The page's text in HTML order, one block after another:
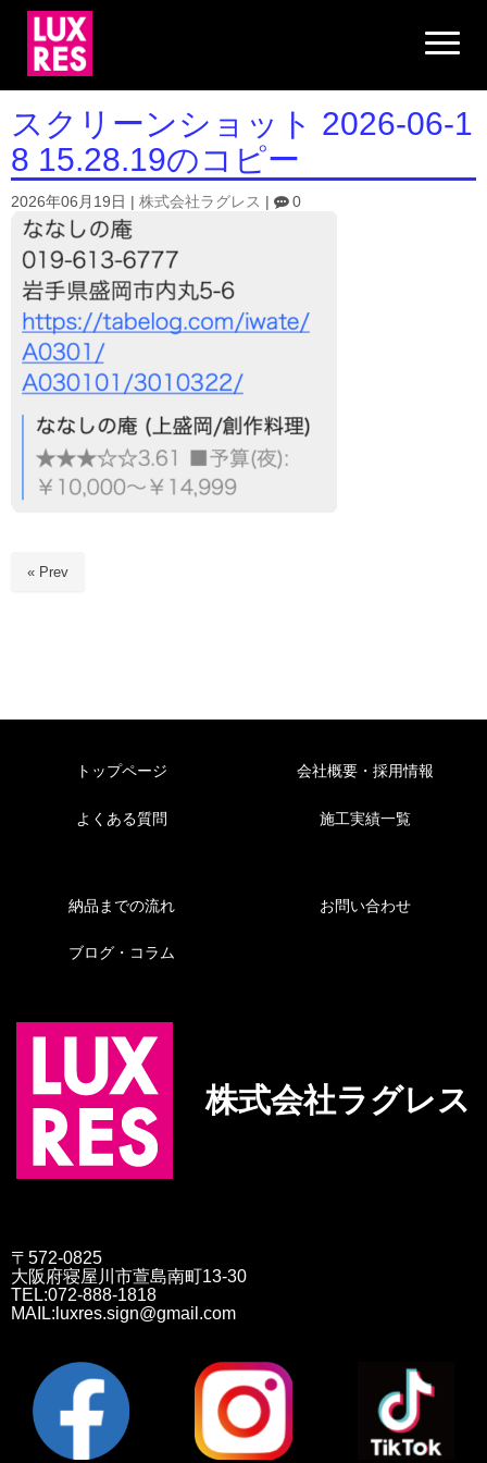
N
a
i
a
o
スクリーンショット 2026-06-1
8 15.28.19のコピー
2026年06月19日 株式会社ラグレス 0
« Prev
トップページ
よくある質問
会社概要・採用情報
施工実績一覧
納品までの流れ
ブログ・コラム
お問い合わせ
株式会社ラグレス
〒572-0825
大阪府寝屋川市萱島南町13-30
TEL:072-888-1818
MAIL:luxres.sign@gmail.com